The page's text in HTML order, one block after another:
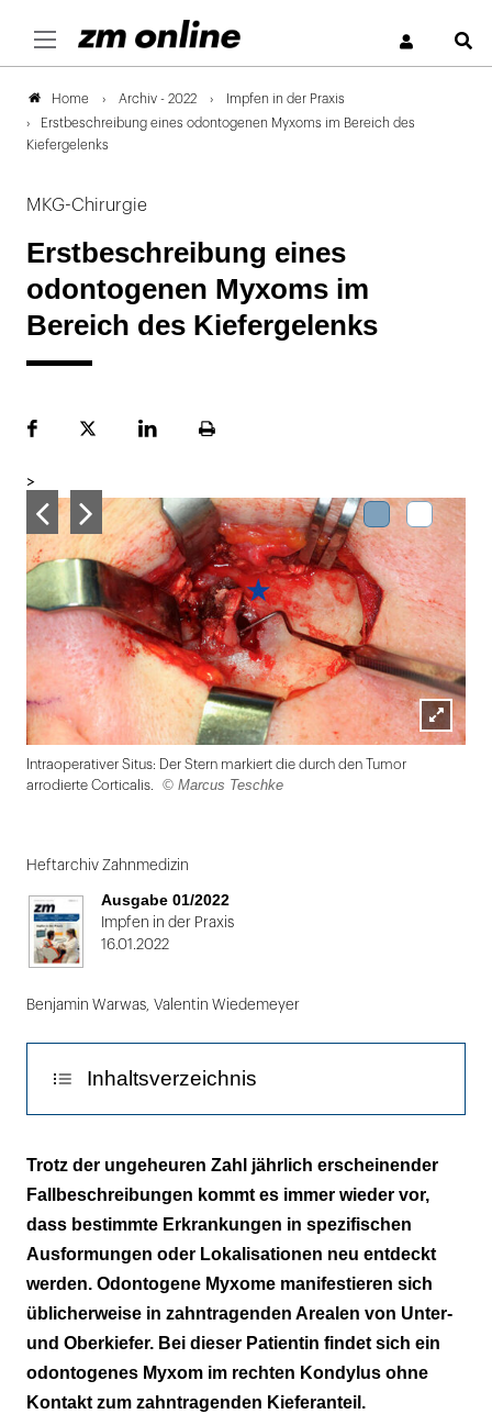
Home Archiv - 2022
Impfen in der Praxis
Erstbeschreibung eines odontogenen Myxoms im Bereich des
Kiefergelenks
MKG-Chirurgie
Erstbeschreibung eines
odontogenen Myxoms im
Bereich des Kiefergelenks
FacebookPlattformLinekdInSeite
>
Lightbox
Intraoperativer Situs: Der Stern markiert die durch den Tumor
arrodierte Corticalis.
© Marcus Teschke
1
von
2
Heftarchiv Zahnmedizin
Ausgabe 01/2022
Impfen in der Praxis
16.01.2022
Benjamin Warwas Valentin Wiedemeyer
Inhaltsverzeichnis
Diskussion
Trotz der ungeheuren Zahl jährlich erscheinender
Fallbeschreibungen kommt es immer wieder vor,
dass bestimmte Erkrankungen in spezifischen
Ausformungen oder Lokalisationen neu entdeckt
werden. Odontogene Myxome manifestieren sich
üblicherweise in zahntragenden Arealen von Unter-
und Oberkiefer. Bei dieser Patientin findet sich ein
odontogenes Myxom im rechten Kondylus ohne
Kontakt zum zahntragenden Kieferanteil.